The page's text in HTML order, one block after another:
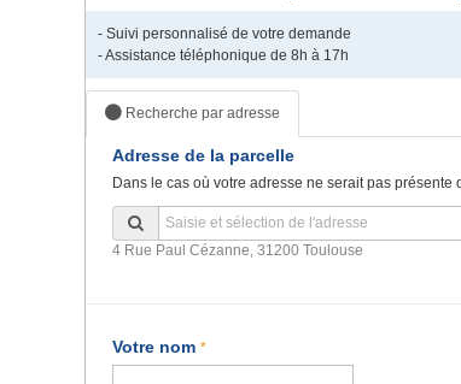
- Suivi personnalisé de votre demande
- Assistance téléphonique de 8h à 17h
Recherche par adresse
Adresse de la parcelle
Dans le cas où votre adresse ne serait pas
4 Rue Paul Cézanne, 31200 Toulouse
Votre nom *